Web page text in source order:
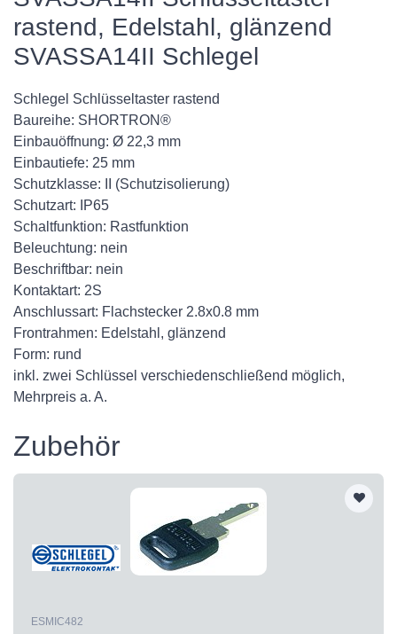
rastend, Edelstahl, glänzend
SVASSA14II Schlegel
Schlegel Schlüsseltaster rastend
Baureihe: SHORTRON®
Einbauöffnung: Ø 22,3 mm
Einbautiefe: 25 mm
Schutzklasse: II (Schutzisolierung)
Schutzart: IP65
Schaltfunktion: Rastfunktion
Beleuchtung: nein
Beschriftbar: nein
Kontaktart: 2S
Anschlussart: Flachstecker 2.8x0.8 mm
Frontrahmen: Edelstahl, glänzend
Form: rund
inkl. zwei Schlüssel verschiedenschließend möglich,
Mehrpreis a. A.
Zubehör
ESMIC482